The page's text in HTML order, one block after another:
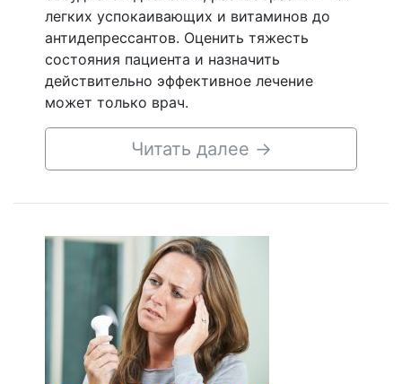
легких успокаивающих и витаминов до
антидепрессантов. Оценить тяжесть
состояния пациента и назначить
действительно эффективное лечение
может только врач.
Читать далее →